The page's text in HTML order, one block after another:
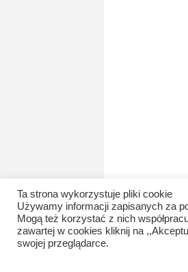
Ta strona wykorzystuje pliki cookie
Używamy informacji zapisanych za
Mogą też korzystać z nich
zawartej w cookies kliknij na
swojej przeglądarce.